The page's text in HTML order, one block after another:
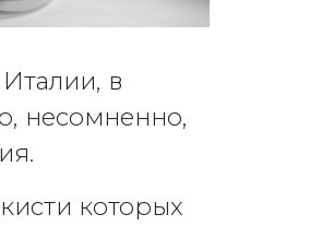
в
несомненно,
которых